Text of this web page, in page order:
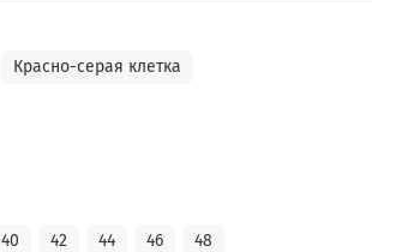
Красно-серая клетка
40 42 44 46 48